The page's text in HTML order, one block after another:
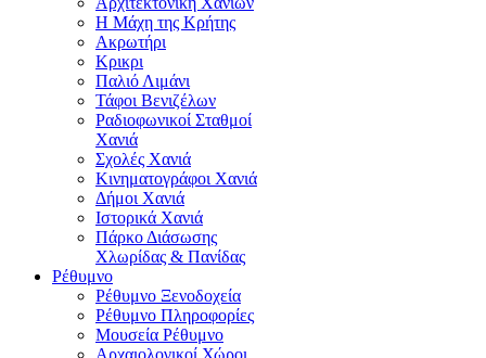
Η Μάχη της Κρήτης
Ακρωτήρι
Κρικρι
Παλιό Λιμάνι
Τάφοι Βενιζέλων
Ραδιοφωνικοί Σταθμοί
Χανιά
Σχολές Χανιά
Κινηματογράφοι Χανιά
Δήμοι Χανιά
Ιστορικά Χανιά
Πάρκο Διάσωσης
Χλωρίδας & Πανίδας
Ρέθυμνο
Ρέθυμνο Ξενοδοχεία
Ρέθυμνο Πληροφορίες
Μουσεία Ρέθυμνο
Αρχαιολογικοί Χώροι